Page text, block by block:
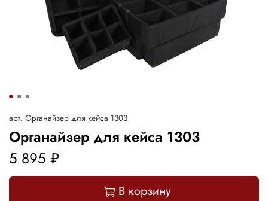
арт. Органайзер для кейса 1303
Органайзер для кейса 1303
5 895 ₽
В корзину